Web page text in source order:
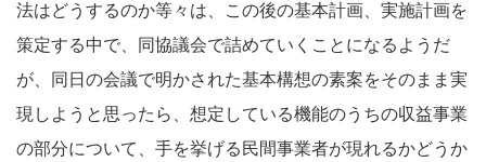
法はどうするのか等々は、この後の基本計画、実施計画を
策定する中で、同協議会で詰めていくことになるようだ
が、同日の会議で明かされた基本構想の素案をそのまま実
現しようと思ったら、想定している機能のうちの収益事業
の部分について、手を挙げる民間事業者が現れるかどうか